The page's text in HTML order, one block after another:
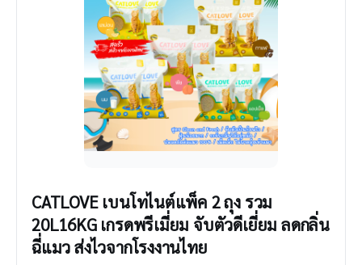
CATLOVE เบนโทไนต์แพ็ค 2 ถุง รวม
20L16KG เกรดพรีเมี่ยม จับตัวดีเยี่ยม ลดกลิ่น
ฉี่แมว ส่งไวจากโรงงานไทย